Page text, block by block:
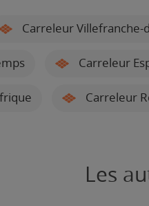
Carreleur Villefranche-
Carreleur
Carreleur
Les